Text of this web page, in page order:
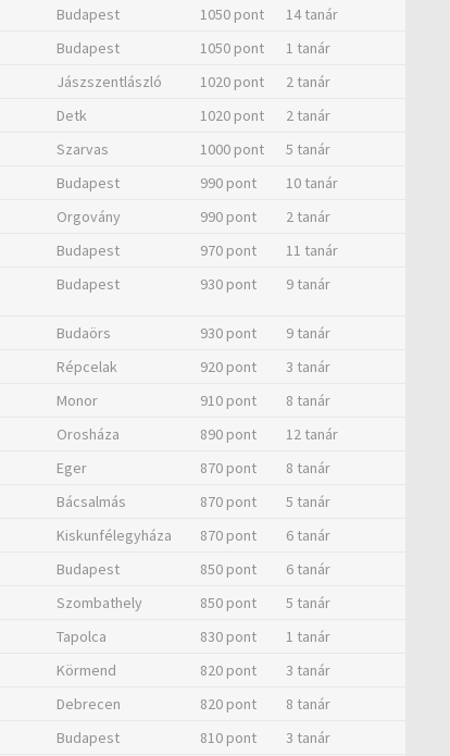
Budapest 1050 pont
14 tanár
Budapest 1050 pont
1 tanár
Jászszentlászló 1020 pont
2 tanár
Detk 1020 pont
2 tanár
Szarvas 1000 pont
5 tanár
Budapest 990 pont
10 tanár
Orgovány 990 pont
2 tanár
Budapest 970 pont
11 tanár
Budapest 930 pont 9 tanár
Budaörs 930 pont
9 tanár
Répcelak 920 pont
3 tanár
Monor 910 pont
8 tanár
Orosháza 890 pont
12 tanár
Eger 870 pont
8 tanár
Bácsalmás 870 pont
5 tanár
Kiskunfélegyháza 870 pont
6 tanár
Budapest 850 pont
6 tanár
Szombathely 850 pont
5 tanár
Tapolca 830 pont
1 tanár
Körmend 820 pont
3 tanár
Debrecen 820 pont
8 tanár
Budapest 810 pont 3 tanár